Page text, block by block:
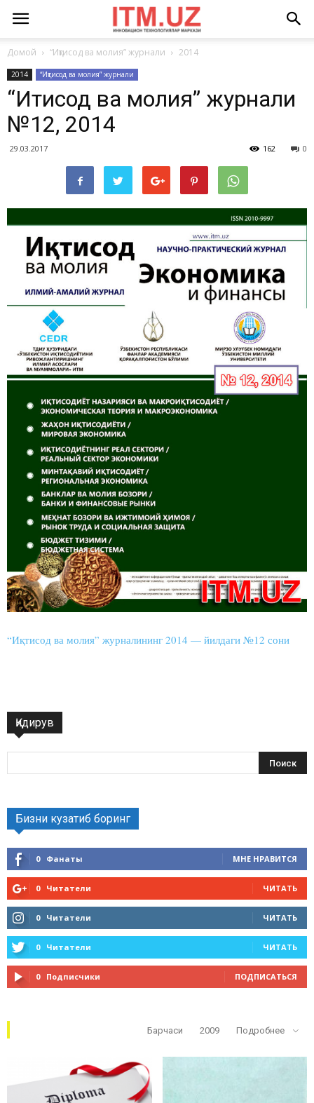
Домой “Иқтисод ва молия” журнали 2014
2014 “Иқтисод ва молия” журнали
“Иқтисод ва молия” журнали
№12, 2014
29.03.2017 0
162
“Иқтисод ва молия” журналининг 2014 — йилдаги №12 сони
Қидирув
Бизни кузатиб боринг
0 Фанаты МНЕ НРАВИТСЯ
0 Читатели ЧИТАТЬ
0 Читатели ЧИТАТЬ
0 Читатели ЧИТАТЬ
0 Подписчики ПОДПИСАТЬСЯ
Барчаси 2009 Подробнее